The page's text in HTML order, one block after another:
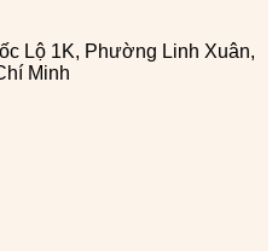
Lộ 1K, Phường Linh Xuân,
Minh